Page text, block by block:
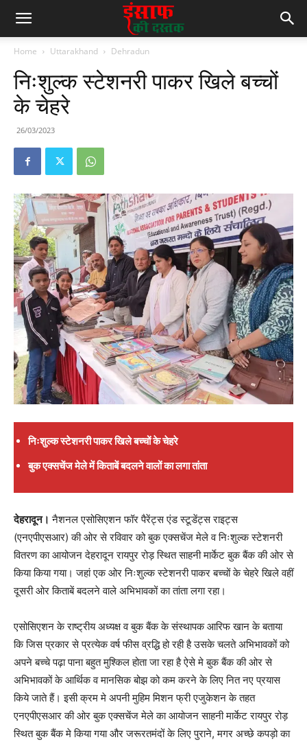
Home Uttarakhand Dehradun
निःशुल्क स्टेशनरी पाकर खिले बच्चों
के चेहरे
26/03/2023
निःशुल्क स्टेशनरी पाकर खिले बच्चों के चेहरे
बुक एक्सचेंज मेले में किताबें बदलने वालों का लगा तांता
देहरादून। नैशनल एसोसिएशन फॉर पैरेंट्स एंड स्टूडेंट्स राइट्स
(एनएपीएसआर) की ओर से रविवार को बुक एक्सचेंज मेले व निःशुल्क स्टेशनरी
वितरण का आयोजन देहरादून रायपुर रोड़ स्थित साहनी मार्केट बुक बैंक की ओर से
किया किया गया। जहां एक ओर निःशुल्क स्टेशनरी पाकर बच्चों के चेहरे खिले वहीं
दूसरी ओर किताबें बदलने वाले अभिभावकों का तांता लगा रहा।
एसोसिएशन के राष्ट्रीय अध्यक्ष व बुक बैंक के संस्थापक आरिफ खान के बताया
कि जिस प्रकार से प्रत्येक वर्ष फीस व्रद्धि हो रही है उसके चलते अभिभावकों को
अपने बच्चे पढ़ा पाना बहुत मुश्किल होता जा रहा है ऐसे मे बुक बैंक की ओर से
अभिभावकों के आर्थिक व मानसिक बोझ को कम करने के लिए नित नए प्रयास
किये जाते हैं। इसी क्रम मे अपनी मुहिम मिशन फ्री एजुकेशन के तहत
एनएपीएसआर की ओर बुक एक्सचेंज मेले का आयोजन साहनी मार्केट रायपुर रोड़
स्थित बुक बैंक मे किया गया और जरूरतमंदों के लिए पुराने, मगर अच्छे कपड़ो का